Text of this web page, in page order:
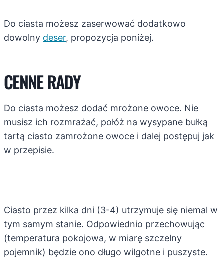
Do ciasta możesz zaserwować dodatkowo
dowolny deser, propozycja poniżej.
CENNE RADY
Do ciasta możesz dodać mrożone owoce. Nie
musisz ich rozmrażać, połóż na wysypane bułką
tartą ciasto zamrożone owoce i dalej postępuj jak
w przepisie.
Ciasto przez kilka dni (3-4) utrzymuje się niemal w
tym samym stanie. Odpowiednio przechowując
(temperatura pokojowa, w miarę szczelny
pojemnik) będzie ono długo wilgotne i puszyste.